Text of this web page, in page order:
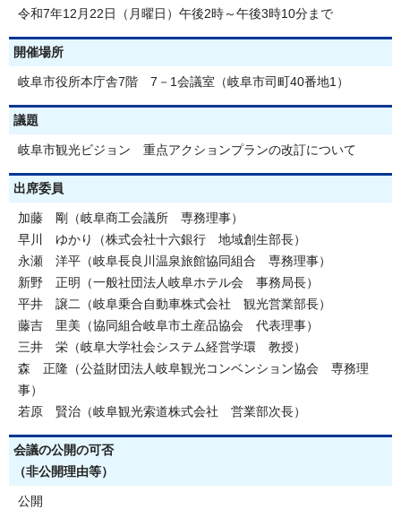
令和7年12月22日（月曜日）午後2時～午後3時10分まで
開催場所
岐阜市役所本庁舎7階 7－1会議室（岐阜市司町40番地1）
議題
岐阜市観光ビジョン 重点アクションプランの改訂について
出席委員
加藤 剛（岐阜商工会議所 専務理事）
早川 ゆかり（株式会社十六銀行 地域創生部長）
永瀬 洋平（岐阜長良川温泉旅館協同組合 専務理事）
新野 正明（一般社団法人岐阜ホテル会 事務局長）
平井 譲二（岐阜乗合自動車株式会社 観光営業部長）
藤吉 里美（協同組合岐阜市土産品協会 代表理事）
三井 栄（岐阜大学社会システム経営学環 教授）
森 正隆（公益財団法人岐阜観光コンベンション協会 専務理
事）
若原 賢治（岐阜観光索道株式会社 営業部次長）
会議の公開の可否
（非公開理由等）
公開